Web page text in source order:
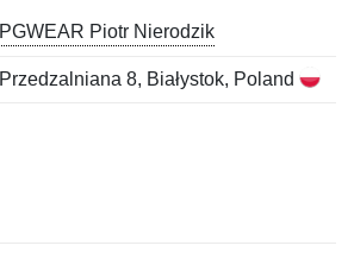
PGWEAR Piotr Nierodzik
Przedzalniana 8, Białystok, Poland